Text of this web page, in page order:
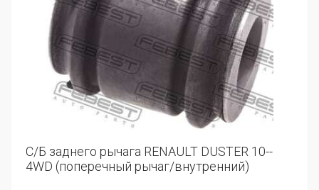
С/Б заднего рычага RENAULT DUSTER 10--
4WD (поперечный рычаг/внутренний)